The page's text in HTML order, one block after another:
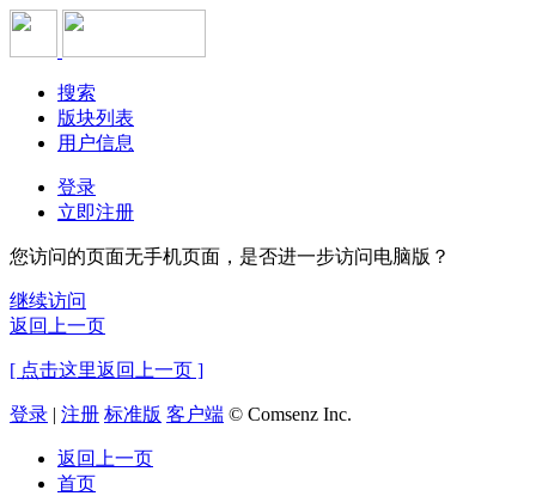
搜索
版块列表
用户信息
登录
立即注册
您访问的页面无手机页面，是否进一步访问电脑版？
继续访问
返回上一页
[ 点击这里返回上一页 ]
登录 | 注册 标准版 客户端 © Comsenz Inc.
返回上一页
首页